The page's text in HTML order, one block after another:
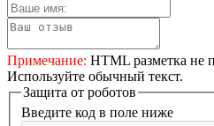
Примечание: HTML разметка не
Используйте обычный текст.
Защита от роботов
Введите код в поле ниже